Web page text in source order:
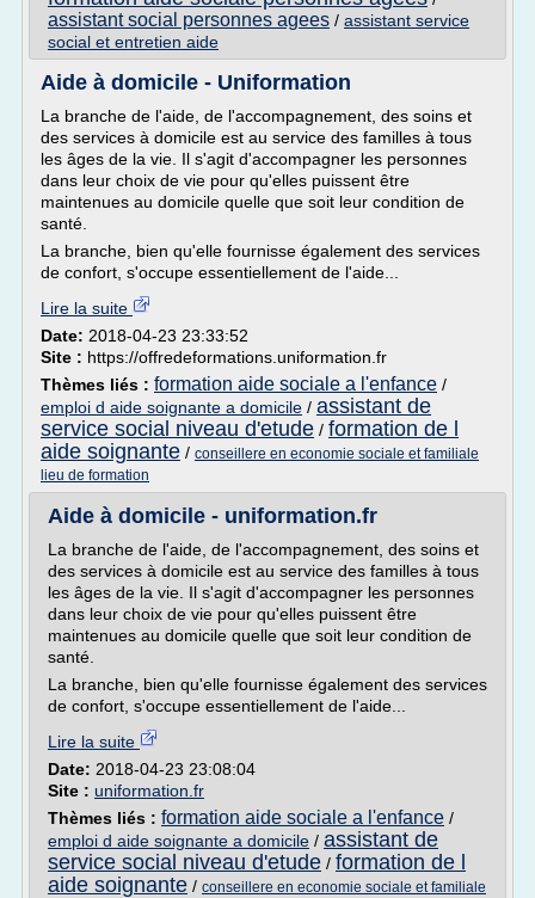
assistant social personnes agees / assistant service
social et entretien aide
Aide à domicile - Uniformation
La branche de l'aide, de l'accompagnement, des soins et
des services à domicile est au service des familles à tous
les âges de la vie. Il s'agit d'accompagner les personnes
dans leur choix de vie pour qu'elles puissent être
maintenues au domicile quelle que soit leur condition de
santé.
La branche, bien qu'elle fournisse également des services
de confort, s'occupe essentiellement de l'aide...
Lire la suite
Date: 2018-04-23 23:33:52
Site : https://offredeformations.uniformation.fr
Thèmes liés : formation aide sociale a l'enfance /
emploi d aide soignante a domicile / assistant de
service social niveau d'etude / formation de l
aide soignante / conseillere en economie sociale et familiale
lieu de formation
Aide à domicile - uniformation.fr
La branche de l'aide, de l'accompagnement, des soins et
des services à domicile est au service des familles à tous
les âges de la vie. Il s'agit d'accompagner les personnes
dans leur choix de vie pour qu'elles puissent être
maintenues au domicile quelle que soit leur condition de
santé.
La branche, bien qu'elle fournisse également des services
de confort, s'occupe essentiellement de l'aide...
Lire la suite
Date: 2018-04-23 23:08:04
Site : uniformation.fr
Thèmes liés : formation aide sociale a l'enfance /
emploi d aide soignante a domicile / assistant de
service social niveau d'etude / formation de l
aide soignante / conseillere en economie sociale et familiale